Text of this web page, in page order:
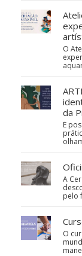
O
da
É
A
pelo
O